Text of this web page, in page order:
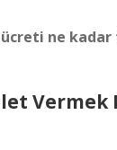
ne
Vermek